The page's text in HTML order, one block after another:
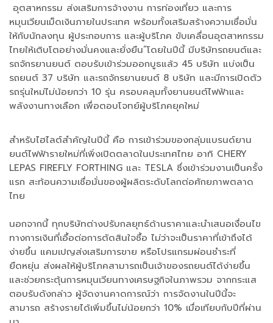
อุตสาหกรรม ส่งเสริมการจ้างงาน การท่องเที่ยว และการ
หมุนเวียนเม็ดเงินภายในประเทศ พร้อมทั้งเสริมสร้างความเชื่อมั่น
ให้กับนักลงทุน ผู้ประกอบการ และผู้บริโภค ขับเคลื่อนอุตสาหกรรม
ไทยให้เติบโตอย่างมั่นคงและยั่งยืน”โดยในปีนี้ มีบริษัทรถยนต์และ
รถจักรยานยนต์ ตอบรับเข้าร่วมออกบูธแล้ว 45 บริษัท แบ่งเป็น
รถยนต์ 37 บริษัท และรถจักรยานยนต์ 8 บริษัท และมีการเปิดตัว
รถรุ่นใหม่ไม่น้อยกว่า 10 รุ่น ครอบคลุมทั้งยานยนต์ไฟฟ้าและ
พลังงานทางเลือก เพื่อตอบโจทย์ผู้บริโภคยุคใหม่
สำหรับไฮไลต์สำคัญในปีนี้ คือ การเข้าร่วมของกลุ่มแบรนด์ยาน
ยนต์ไฟฟ้ารายใหม่ที่เพิ่งเปิดตลาดในประเทศไทย อาทิ CHERY
LEPAS FIREFLY FORTHING และ TESLA ซึ่งเข้าร่วมงานเป็นครั้ง
แรก สะท้อนความเชื่อมั่นของผู้ผลิตระดับโลกต่อศักยภาพตลาด
ไทย
นอกจากนี้ ทุกบริษัทต่างปรับกลยุทธ์ด้านราคาและนำเสนอเงื่อนไข
ทางการเงินที่เอื้อต่อการตัดสินใจซื้อ ไม่ว่าจะเป็นราคาที่เข้าถึงได้
ง่ายขึ้น แคมเปญส่งเสริมการขาย หรือโปรแกรมผ่อนชำระที่
ยืดหยุ่น ส่งผลให้ผู้บริโภคสามารถเป็นเจ้าของรถยนต์ได้ง่ายขึ้น
และช่วยกระตุ้นการหมุนเวียนทางเศรษฐกิจในภาพรวม จากกระแส
ตอบรับดังกล่าว ผู้จัดงานคาดการณ์ว่า การจัดงานในปีนี้จะ
สามารถ สร้างรายได้เพิ่มขึ้นไม่น้อยกว่า 10% เมื่อเทียบกับปีที่ผ่าน